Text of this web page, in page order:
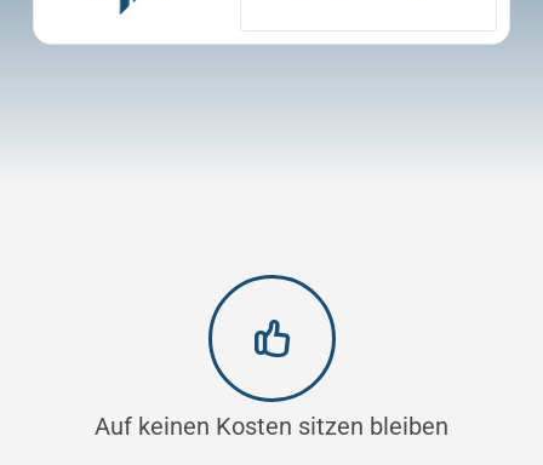
Auf keinen Kosten sitzen bleiben